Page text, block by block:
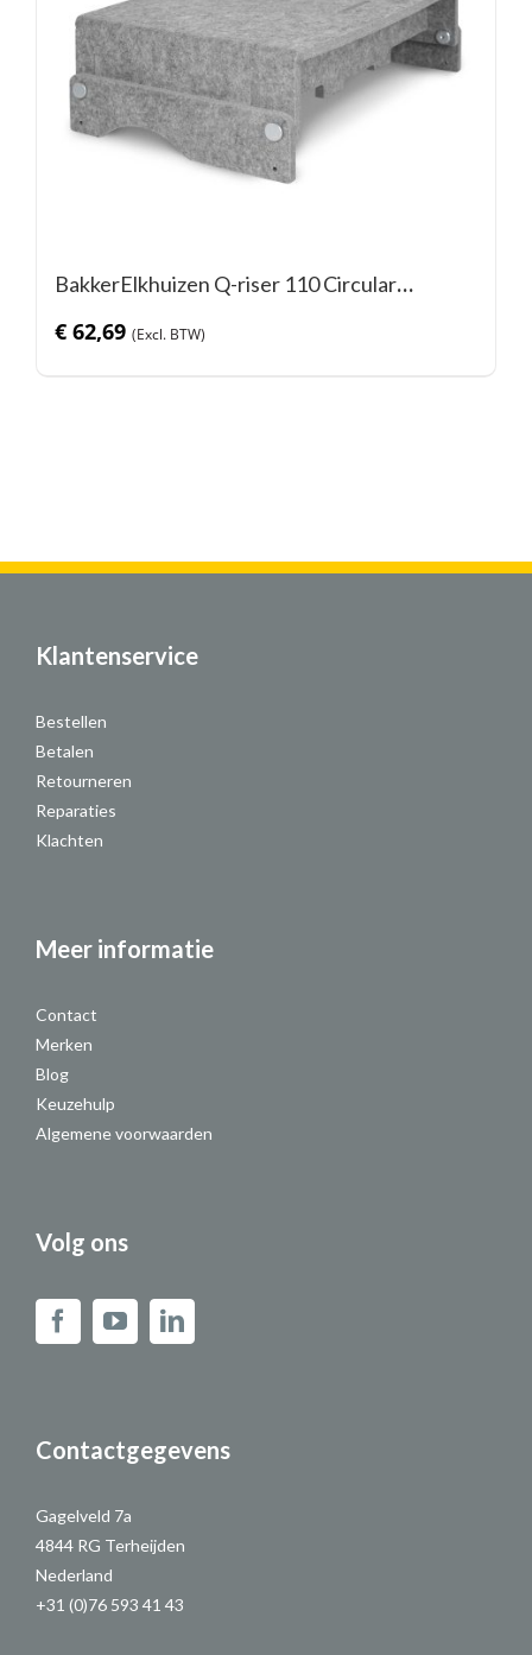
BakkerElkhuizen Q-riser 110 Circular
€ 62,69
Klantenservice
Bestellen
Betalen
Retourneren
Reparaties
Klachten
Meer informatie
Contact
Merken
Blog
Keuzehulp
Algemene voorwaarden
Volg ons
Contactgegevens
Gagelveld 7a
4844 RG Terheijden
Nederland
+31 (0)76 593 41 43